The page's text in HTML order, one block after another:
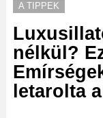
A TIPPEK
nélkül?
letarolta